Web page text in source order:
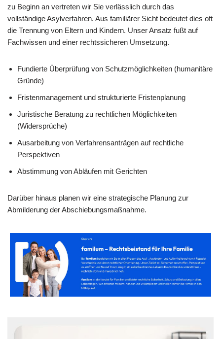
zu Beginn an vertreten wir Sie verlässlich durch das
vollständige Asylverfahren. Aus familiärer Sicht bedeutet dies oft
die Trennung von Eltern und Kindern. Unser Ansatz fußt auf
Fachwissen und einer rechtssicheren Umsetzung.
Fundierte Überprüfung von Schutzmöglichkeiten (humanitäre
Gründe)
Fristenmanagement und strukturierte Fristenplanung
Juristische Beratung zu rechtlichen Möglichkeiten
(Widersprüche)
Ausarbeitung von Verfahrensanträgen auf rechtliche
Perspektiven
Abstimmung von Abläufen mit Gerichten
Darüber hinaus planen wir eine strategische Planung zur
Abmilderung der Abschiebungsmaßnahme.